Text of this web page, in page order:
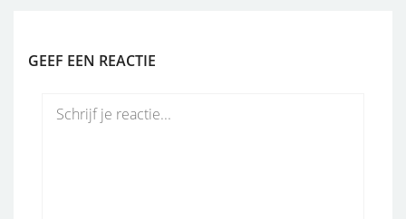
GEEF EEN REACTIE